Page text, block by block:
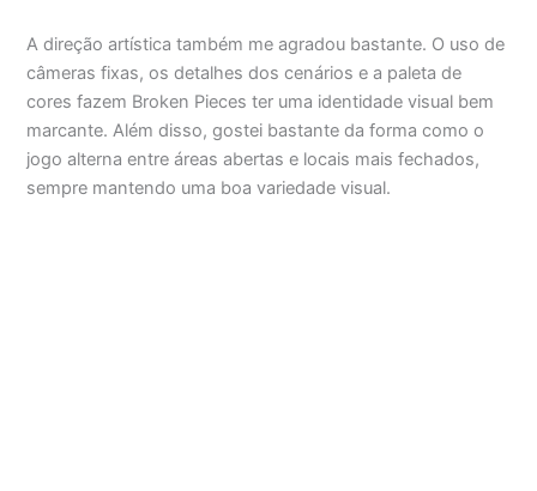
A direção artística também me agradou bastante. O uso de
câmeras fixas, os detalhes dos cenários e a paleta de
cores fazem Broken Pieces ter uma identidade visual bem
marcante. Além disso, gostei bastante da forma como o
jogo alterna entre áreas abertas e locais mais fechados,
sempre mantendo uma boa variedade visual.